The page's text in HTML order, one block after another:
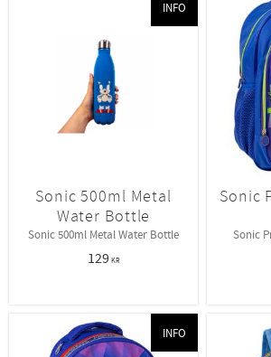
Sonic 500ml Metal
Water Bottle
Sonic 500ml Metal Water Bottle
129KR
INFO
Sonic
Sonic
INFO